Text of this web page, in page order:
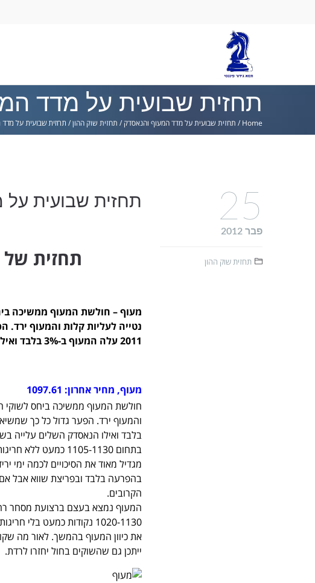
תחזית שבועית על מדד
Home
/ תחזית שבועית על מדד המעוף והנאסדק / תחזית שוק ההון/ תחזית שבועית על
תחזית שבועית
תחזית של תטא ל-
מעוף – חולשת המעוף ממשיכה
2011 עלה המעוף ב-3% בלבד ואילו הנאסדק השלים עלייה בשיעור של 27%.
מעוף, מחיר אחרון: 1097.61
חולשת המעוף ממשיכה ביחס לשוקי
בתחום 1105-1130
הקרובים.
1020-1130 נקודות כמעט
את כיוון המעוף בהמשך. לאור מה
ייתכן גם שהשוקים בחול יחזרו לרדת.
25
פבר 2012
תחזית שוק ההון